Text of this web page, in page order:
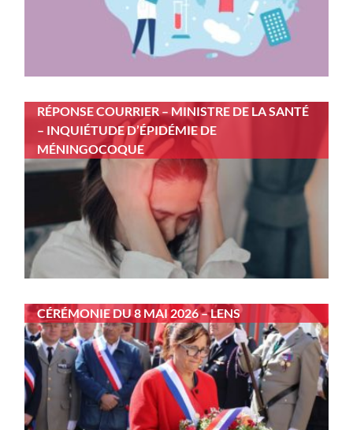
RÉPONSE COURRIER – MINISTRE DE LA SANTÉ
– INQUIÉTUDE D’ÉPIDÉMIE DE
MÉNINGOCOQUE
CÉRÉMONIE DU 8 MAI 2026 – LENS